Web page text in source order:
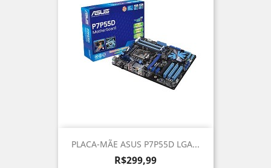
PLACA-MÃE ASUS P7P55D LGA...
Preço
R$299,99